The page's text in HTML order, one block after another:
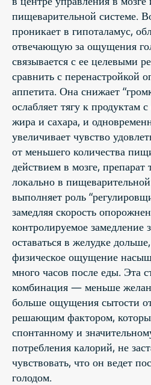
пищеварительной системе.
проникает в гипоталамус,
отвечающую за ощущения
связывается с ее целевыми
сравнить с перенастройкой
аппетита. Она снижает
ослабляет тягу к продуктам
жира и сахара, и
увеличивает чувство
от меньшего количества
действием в мозге, препарат
локально в
выполняет роль
замедляя скорость
контролируемое замедление
оставаться в желудке
физическое ощущение
много часов после еды. Эта
комбинация — меньше
больше ощущения сытости
решающим фактором,
спонтанному и
потребления калорий, не
чувствовать, что он ведет
голодом.